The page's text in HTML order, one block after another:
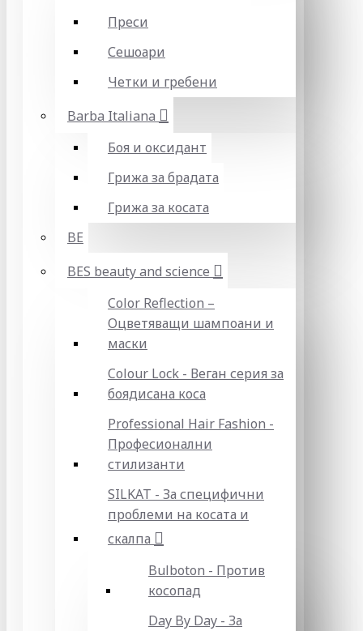
Преси
Сешоари
Четки и гребени
Barba Italiana
Боя и оксидант
Грижа за брадата
Грижа за косата
BE
BES beauty and science
Color Reflection –
Оцветяващи шампоани и
маски
Colour Lock - Веган серия за
боядисана коса
Professional Hair Fashion -
Професионални
стилизанти
SILKAT - За специфични
проблеми на косата и
скалпа
Bulboton - Против
косопад
Day By Day - За